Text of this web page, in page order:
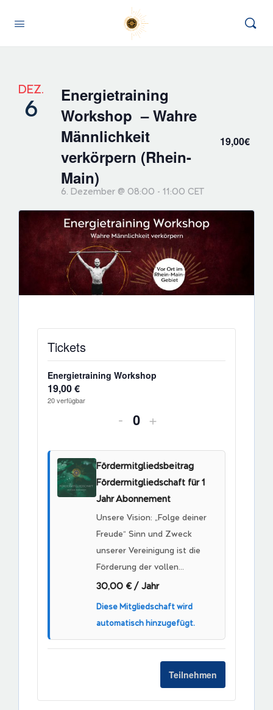
DEZ.
6
Energietraining
Workshop – Wahre
Männlichkeit
verkörpern (Rhein-
Main)
6. Dezember @ 08:00 - 11:00 CET
19,00€
Tickets
Energietraining Workshop
19,00€
20verfügbar
Verringern
Ticketanzahl
für
Energietraining
Workshop
- AnzahlErhöhe
Ticket
Anzahl
für
Energietraining
Workshop
+
Fördermitgliedsbeitrag
Fördermitgliedschaft für 1
Jahr Abonnement
Unsere Vision: „Folge deiner
Freude“ Sinn und Zweck
unserer Vereinigung ist die
Förderung der vollen...
30,00 € / Jahr
Diese Mitgliedschaft wird
automatisch hinzugefügt.
Teilnehmen